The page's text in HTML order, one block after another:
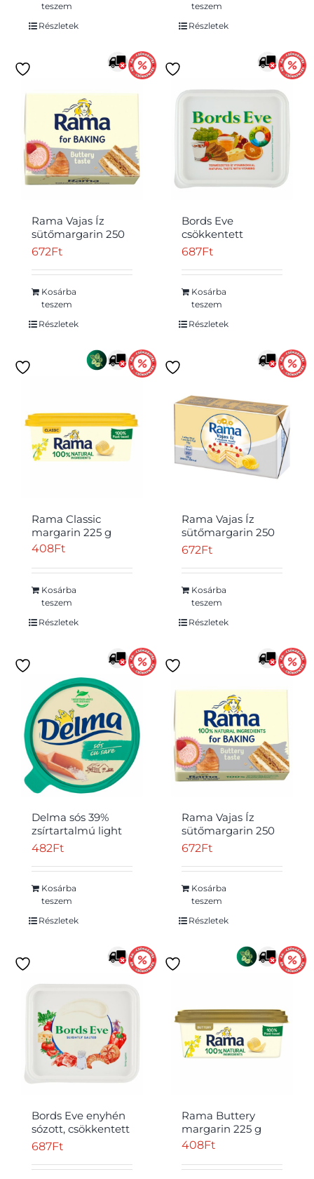
teszem
Részletek
teszem
Részletek
Rama Vajas Íz
sütőmargarin 250
g
672Ft
Kosárba
teszem
Részletek
Bords Eve
csökkentett
zsírtartalmú
vitaminokkal 500 g
687Ft
Kosárba
teszem
Részletek
Rama Classic
margarin 225 g
408Ft
Kosárba
teszem
Részletek
Rama Vajas Íz
sütőmargarin 250
g
672Ft
Kosárba
teszem
Részletek
Delma sós 39%
zsírtartalmú light
margarin 450 g
482Ft
Kosárba
teszem
Részletek
Rama Vajas Íz
sütőmargarin 250
g
672Ft
Kosárba
teszem
Részletek
Bords Eve enyhén
sózott, csökkentett
zsírtartalmú
687Ft
Rama Buttery
margarin 225 g
408Ft